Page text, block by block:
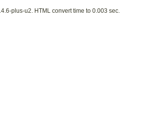
plus-u2. HTML convert time to 0.003 sec.